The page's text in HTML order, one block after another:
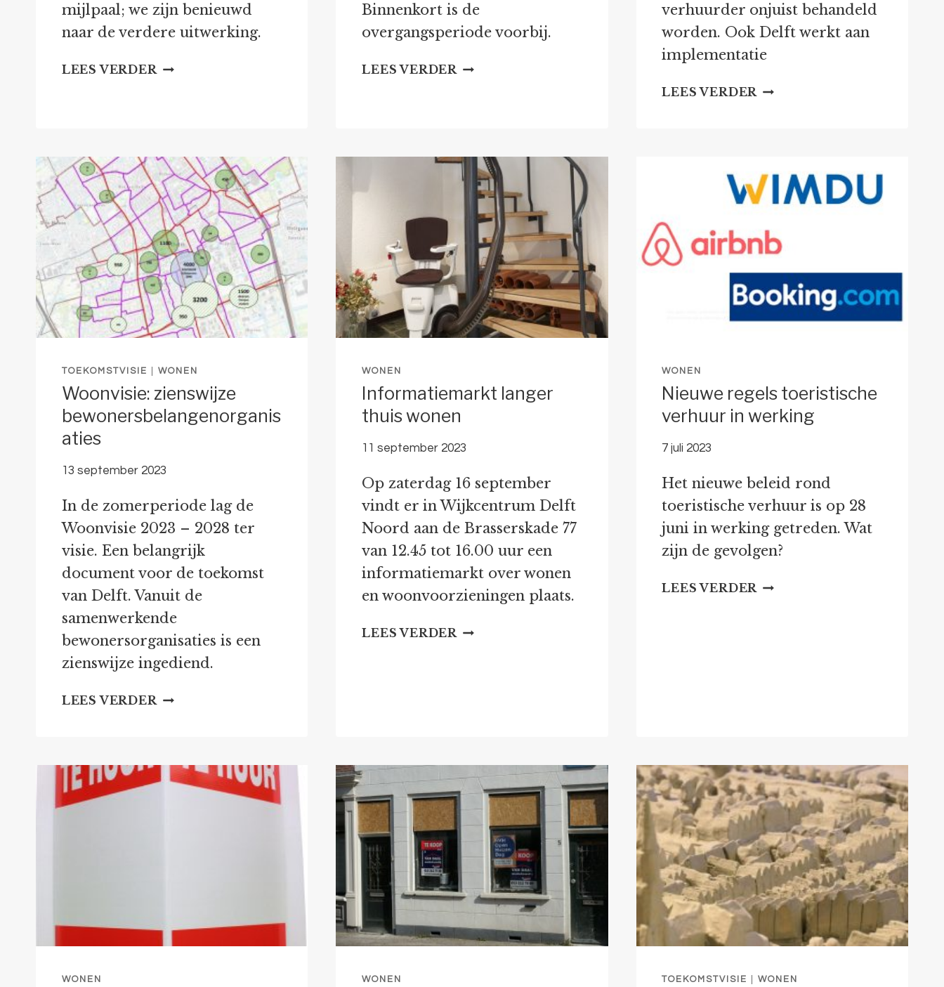
mijlpaal; we zijn benieuwd
naar de verdere uitwerking.
LEES VERDER WOONVISIE
Binnenkort is de
overgangsperiode voorbij.
LEES VERDER NIEUWE
verhuurder onjuist behandeld
worden. Ook Delft werkt aan
implementatie
LEES VERDER MEER
TOEKOMSTVISIE WONEN
Woonvisie: zienswijze
bewonersbelangenorganis
aties
13 september 2023
In de zomerperiode lag de
Woonvisie 2023 – 2028 ter
visie. Een belangrijk
document voor de toekomst
van Delft. Vanuit de
samenwerkende
bewonersorganisaties is een
zienswijze ingediend.
LEES VERDER WOONVISIE:
WONEN
Informatiemarkt langer
thuis wonen
11 september 2023
Op zaterdag 16 september
vindt er in Wijkcentrum Delft
Noord aan de Brasserskade 77
van 12.45 tot 16.00 uur een
informatiemarkt over wonen
en woonvoorzieningen plaats.
LEES VERDER INFORMATIEMARKT
WONEN
Nieuwe regels toeristische
verhuur in werking
7 juli 2023
Het nieuwe beleid rond
toeristische verhuur is op 28
juni in werking getreden. Wat
zijn de gevolgen?
LEES VERDER NIEUWE
WONEN WONEN TOEKOMSTVISIE |WONEN